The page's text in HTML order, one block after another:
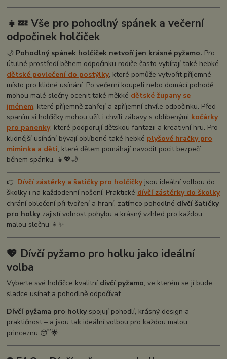
👧💤 Vše pro pohodlný spánek a večerní
odpočinek holčiček
🌙 Pohodlný spánek holčiček netvoří jen krásné pyžamo. Pro
útulné prostředí během odpočinku rodiče často vybírají také hebké
dětské povlečení do postýlky, které pomůže vytvořit příjemné
místo pro klidné usínání. Po večerní koupeli nebo domácí pohodě
mohou malé slečny ocenit také měkké dětské župany se
jménem, které příjemně zahřejí a zpříjemní chvíle odpočinku. Před
spaním si holčičky mohou užít i chvíli zábavy s oblíbenými kočárky
pro panenky, které podporují dětskou fantazii a kreativní hru. Pro
klidnější usínání bývají oblíbené také hebké plyšové hračky pro
miminka a děti, které dětem pomáhají navodit pocit bezpečí
během spánku. 👧💖🌙
👉 Dívčí zástěrky a šatičky pro holčičkyjsou ideální volbou do
školky i na každodenní nošení. Praktické dívčí zástěrky do školky
chrání oblečení při tvoření a hraní, zatímco pohodlné dívčí šatičky
pro holkyzajistí volnost pohybu a krásný vzhled pro každou
malou slečnu 👧✨
💖 Dívčí pyžamo pro holku jako ideální
volba
Vyberte své holčičce kvalitní dívčí pyžamo, ve kterém se jí bude
sladce usínat a pohodlně odpočívat.
Dívčí pyžama pro holkyspojují pohodlí, krásný design a
praktičnost – a jsou tak ideální volbou pro každou malou
princeznu 😴🌟